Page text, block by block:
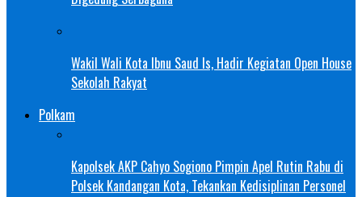
Wakil Wali Kota Ibnu Saud Is, Hadir Kegiatan Open House
Sekolah Rakyat
Polkam
Kapolsek AKP Cahyo Sogiono Pimpin Apel Rutin Rabu di
Polsek Kandangan Kota, Tekankan Kedisiplinan Personel